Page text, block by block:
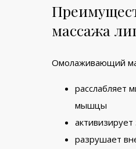
массажа
Омолаживающий
расслабляет
мышцы
разрушает